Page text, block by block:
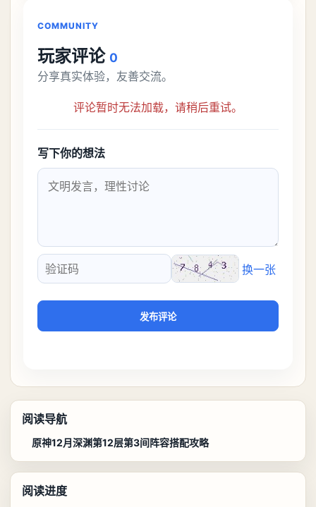
COMMUNITY
玩家评论 0
分享真实体验，友善交流。
评论暂时无法加载，请稍后重试。
写下你的想法
验证码
换一张
发布评论
阅读导航
原神12月深渊第12层第3间阵容搭配攻略
阅读进度